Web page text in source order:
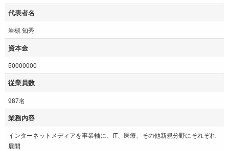
代表者名
岩槻 知秀
資本金
50000000
従業員数
987名
業務内容
インターネットメディアを事業軸に、IT、医療、その他新規分野にそれぞれ
展開